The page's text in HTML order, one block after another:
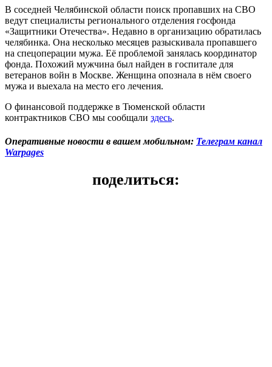
В соседней Челябинской области поиск пропавших на СВО
ведут специалисты регионального отделения госфонда
«Защитники Отечества». Недавно в организацию обратилась
челябинка. Она несколько месяцев разыскивала пропавшего
на спецоперации мужа. Её проблемой занялась координатор
фонда. Похожий мужчина был найден в госпитале для
ветеранов войн в Москве. Женщина опознала в нём своего
мужа и выехала на место его лечения.
О финансовой поддержке в Тюменской области
контрактников СВО мы сообщали здесь.
Оперативные новости в вашем мобильном: Телеграм канал
Warpages
поделиться: